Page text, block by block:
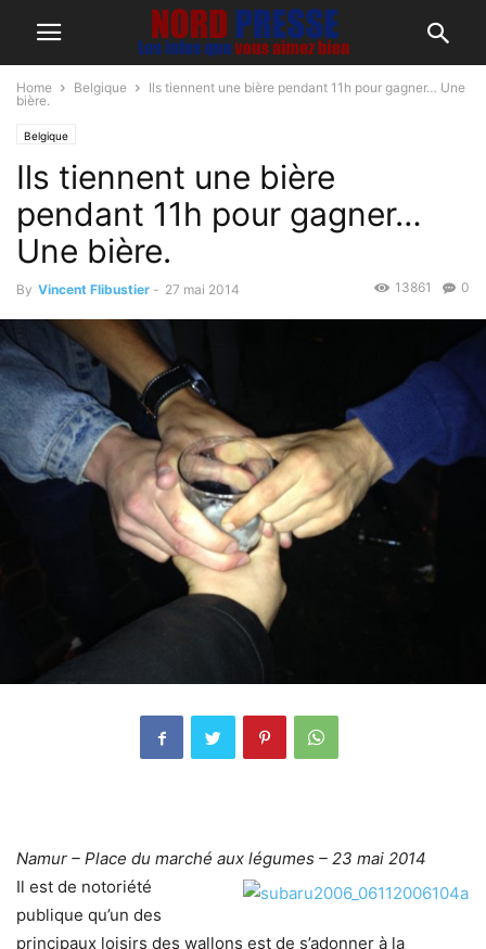
Home Belgique
Ils tiennent une bière pendant 11h pour gagner… Une
bière.
Belgique
Ils tiennent une bière
pendant 11h pour gagner…
Une bière.
By Vincent Flibustier - 27 mai 2014 0
13861
Namur – Place du marché aux légumes – 23 mai 2014
Il est de notoriété
publique qu’un des
principaux loisirs des wallons est de s’adonner à la